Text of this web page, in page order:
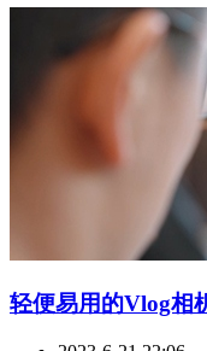
轻便易用的Vlog相